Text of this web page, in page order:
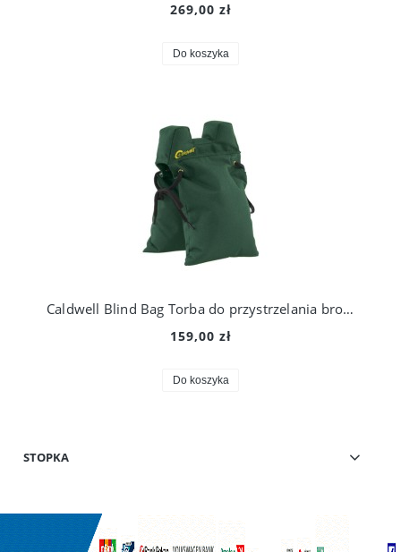
269,00 zł
Do koszyka
Caldwell Blind Bag Torba do przystrzelania broni zielona
159,00 zł
Do koszyka
STOPKA